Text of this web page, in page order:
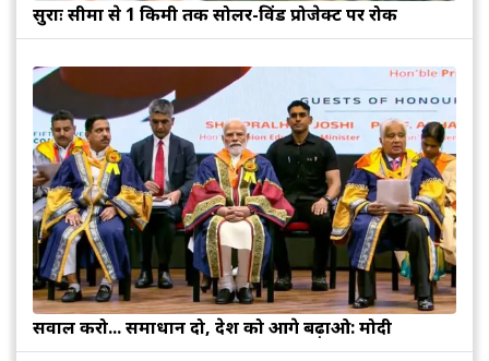
सुरक्षाः सीमा से 1 किमी तक सोलर-विंड प्रोजेक्ट पर रोक
सवाल करो... समाधान दो, देश को आगे बढ़ाओ: मोदी